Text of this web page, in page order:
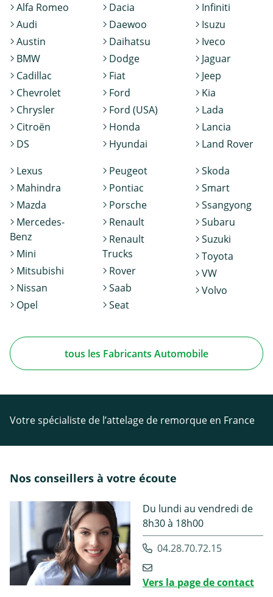
Alfa Romeo
Audi
Austin
BMW
Cadillac
Chevrolet
Chrysler
Citroën
DS
Dacia
Daewoo
Daihatsu
Dodge
Fiat
Ford
Ford (USA)
Honda
Hyundai
Infiniti
Isuzu
Iveco
Jaguar
Jeep
Kia
Lada
Lancia
Land Rover
Lexus
Mahindra
Mazda
Mercedes-
Benz
Mini
Mitsubishi
Nissan
Opel
Peugeot
Pontiac
Porsche
Renault
Renault
Trucks
Rover
Saab
Seat
Skoda
Smart
Ssangyong
Subaru
Suzuki
Toyota
VW
Volvo
tous les Fabricants Automobile
Votre spécialiste de l’attelage de remorque en France
Nos conseillers à votre écoute
Du lundi au vendredi de
8h30 à 18h00
04.28.70.72.15
Vers la page de contact